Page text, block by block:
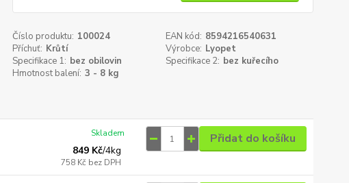
Číslo produktu: 100024 EAN kód: 8594216540631
Příchuť: Krůtí Výrobce: Lyopet
Specifikace 1: bez obilovin Specifikace 2: bez kuřecího
Hmotnost balení: 3 - 8 kg
849 Kč/4kg
758 Kč bez DPH
Skladem Přidat do košíku